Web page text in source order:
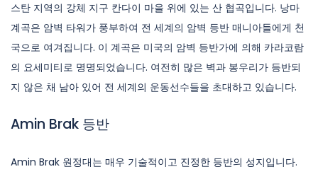
스탄 지역의 강체 지구 칸다이 마을 위에 있는 산 협곡입니다. 낭마
계곡은 암벽 타워가 풍부하여 전 세계의 암벽 등반 매니아들에게 천
국으로 여겨집니다. 이 계곡은 미국의 암벽 등반가에 의해 카라코람
의 요세미티로 명명되었습니다. 여전히 많은 벽과 봉우리가 등반되
지 않은 채 남아 있어 전 세계의 운동선수들을 초대하고 있습니다.
Amin Brak 등반
Amin Brak 원정대는 매우 기술적이고 진정한 등반의 성지입니다.